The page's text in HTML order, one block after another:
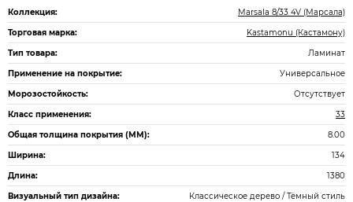
Коллекция:
Marsala 8/33 4V (Марсала)
Торговая марка:
Kastamonu (Кастамону)
Тип товара:
Ламинат
Применение на покрытие:
Универсальное
Морозостойкость:
Отсутствует
Класс применения:
33
Общая толщина покрытия (ММ):
8.00
Ширина:
134
Длина:
1380
Визуальный тип дизайна:
Классическое дерево / Тёмный стиль